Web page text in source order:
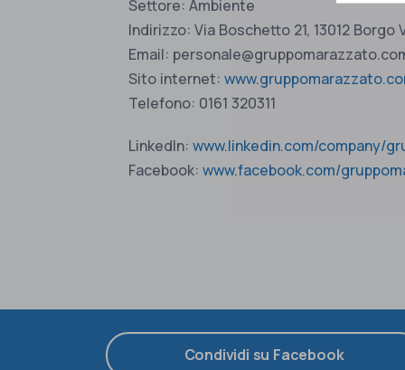
Settore: Ambiente
Indirizzo: Via Boschetto 21, 13012 Borgo
Email:
Sito internet:
Telefono: 0161 320311
LinkedIn: www.linkedin.com/company/
Facebook: www.facebook.com/
Condividi su Facebook